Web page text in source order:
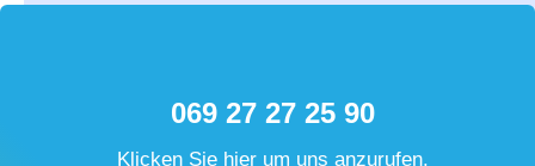
069 27 27 25 90
Klicken Sie hier um uns anzurufen.